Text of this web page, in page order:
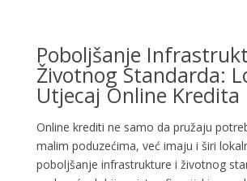
Poboljšanje
Životnog Standarda:
Utjecaj Online Kredita
Online krediti ne samo da pružaju
malim poduzećima, već imaju i širi
poboljšanje infrastrukture i životnog